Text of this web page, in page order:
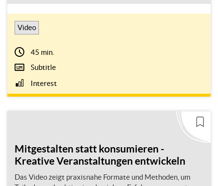
Video
45 min.
Subtitle
Interest
Mitgestalten statt konsumieren -
Kreative Veranstaltungen entwickeln
Das Video zeigt praxisnahe Formate und Methoden, um